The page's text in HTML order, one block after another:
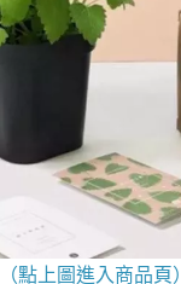
點上圖進入商品頁